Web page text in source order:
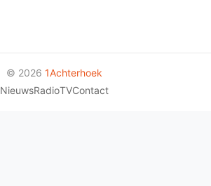
© 2026 1Achterhoek
NieuwsRadioTVContact